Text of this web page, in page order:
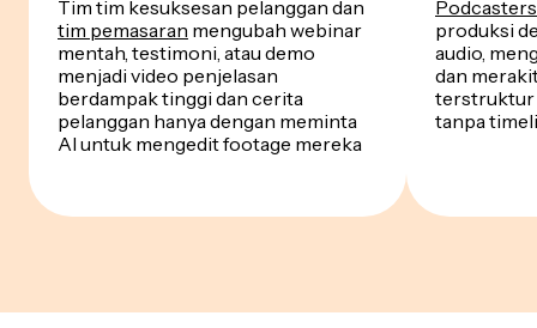
Tim tim kesuksesan pelanggan dan
tim pemasaran mengubah webinar
mentah, testimoni, atau demo
menjadi video penjelasan
berdampak tinggi dan cerita
pelanggan hanya dengan meminta
AI untuk mengedit footage mereka
Podcasters
produksi
audio,
dan
terstruktur
tanpa